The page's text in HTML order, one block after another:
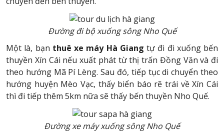
Đường đi bộ xuống sông Nho Quế
Một là, bạn thuê xe máy Hà Giang tự đi đi xuống bến
thuyền Xín Cái nếu xuất phát từ thị trấn Đồng Văn và đi
theo hướng Mã Pí Lèng. Sau đó, tiếp tục di chuyển theo
hướng huyện Mèo Vạc, thấy biển báo rẽ trái về Xín Cái
thì đi tiếp thêm 5km nữa sẽ thấy bến thuyền Nho Quế.
Đường xe máy xuống sông Nho Quế